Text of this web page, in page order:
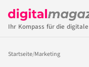
Ihr Kompass für die
Startseite/Marketing